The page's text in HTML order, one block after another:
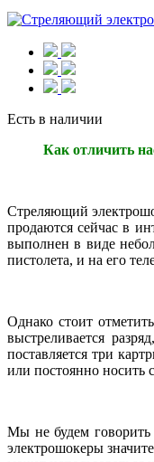
Есть в наличии
Как отличить
Стреляющий
продаются сейчас в
выполнен в виде
пистолета, и на его
Однако стоит
выстреливается
поставляется три
или постоянно носить
Мы не будем говорить
электрошокеры